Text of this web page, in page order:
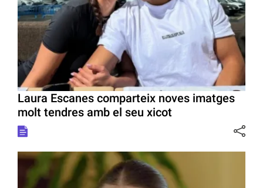
Laura Escanes comparteix noves imatges
molt tendres amb el seu xicot